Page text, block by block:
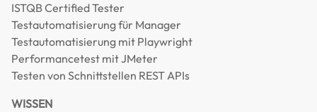
ISTQB Certified Tester
Testautomatisierung für Manager
Testautomatisierung mit Playwright
Performancetest mit JMeter
Testen von Schnittstellen REST APIs
WISSEN